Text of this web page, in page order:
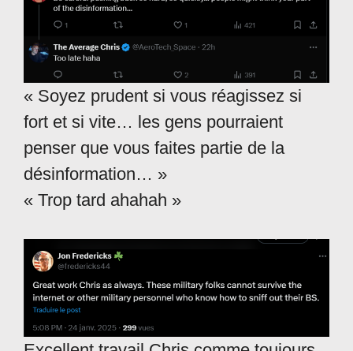
« Soyez prudent si vous réagissez si
fort et si vite… les gens pourraient
penser que vous faites partie de la
désinformation… »
« Trop tard ahahah »